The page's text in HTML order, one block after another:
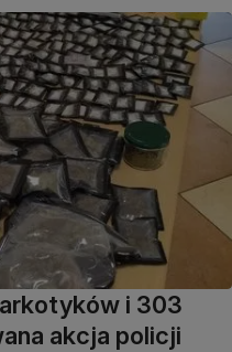
i 303
akcja policji